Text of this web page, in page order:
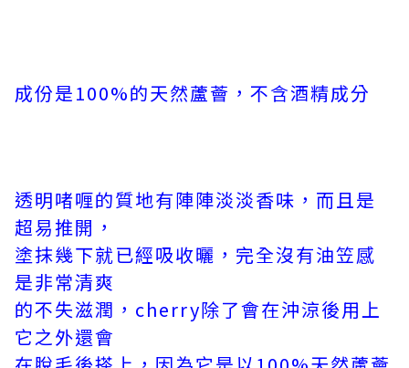
成份是100%的天然蘆薈，不含酒精成分
透明啫喱的質地有陣陣淡淡香味，而且是
超易推開，
塗抹幾下就已經吸收曬，完全沒有油笠感
是非常清爽
的不失滋潤，cherry除了會在沖涼後用上
它之外還會